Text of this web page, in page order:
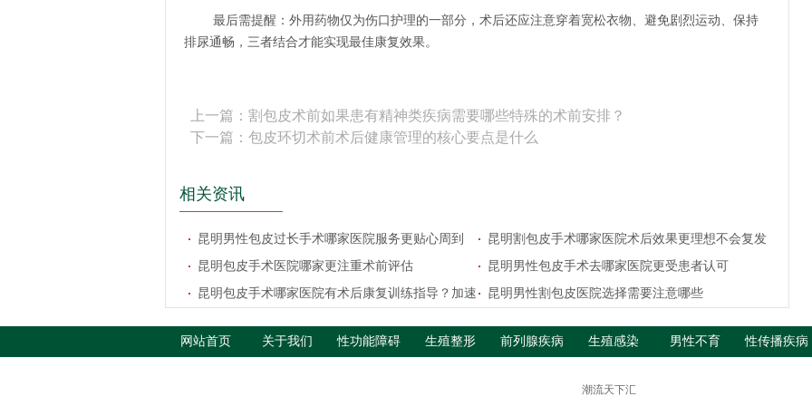
最后需提醒：外用药物仅为伤口护理的一部分，术后还应注意穿着宽松衣物、避免剧烈运动、保持
排尿通畅，三者结合才能实现最佳康复效果。
上一篇： 割包皮术前如果患有精神类疾病需要哪些特殊的术前安排？
下一篇： 包皮环切术前术后健康管理的核心要点是什么
相关资讯
昆明男性包皮过长手术哪家医院服务更贴心周到
昆明割包皮手术哪家医院术后效果更理想不会复发
昆明包皮手术医院哪家更注重术前评估
昆明男性包皮手术去哪家医院更受患者认可
昆明包皮手术哪家医院有术后康复训练指导？加速
昆明男性割包皮医院选择需要注意哪些
网站首页 关于我们 性功能障碍 生殖整形 前列腺疾病 生殖感染 男性不育 性传播疾病
潮流天下汇